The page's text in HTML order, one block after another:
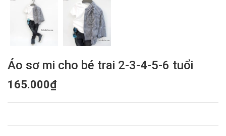
Áo sơ mi cho bé trai 2-3-4-5-6 tuổi
165.000₫